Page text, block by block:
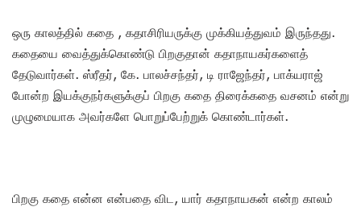
ஒரு காலத்தில் கதை , கதாசிரியருக்கு முக்கியத்துவம் இருந்தது.
கதையை வைத்துக்கொண்டு பிறகுதான் கதாநாயகர்களைத்
தேடுவார்கள். ஸ்ரீதர், கே. பாலச்சந்தர், டி ராஜேந்தர், பாக்யராஜ்
போன்ற இயக்குநர்களுக்குப் பிறகு கதை திரைக்கதை வசனம் என்று
முழுமையாக அவர்களே பொறுப்பேற்றுக் கொண்டார்கள்.
பிறகு கதை என்ன என்பதை விட, யார் கதாநாயகன் என்ற காலம்